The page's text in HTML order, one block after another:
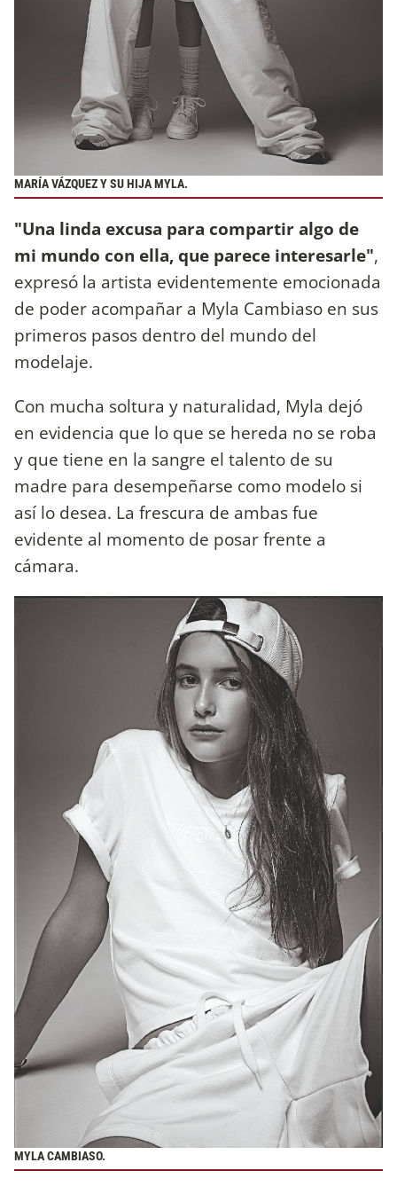
MARÍA VÁZQUEZ Y SU HIJA MYLA.
"Una linda excusa para compartir algo de
mi mundo con ella, que parece interesarle",
expresó la artista evidentemente emocionada
de poder acompañar a Myla Cambiaso en sus
primeros pasos dentro del mundo del
modelaje.
Con mucha soltura y naturalidad, Myla dejó
en evidencia que lo que se hereda no se roba
y que tiene en la sangre el talento de su
madre para desempeñarse como modelo si
así lo desea. La frescura de ambas fue
evidente al momento de posar frente a
cámara.
MYLA CAMBIASO.